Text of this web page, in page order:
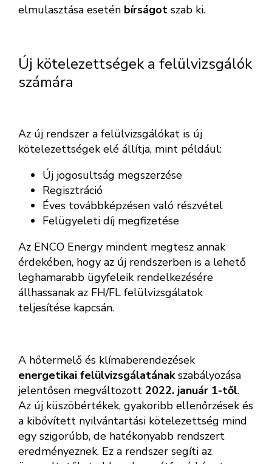
elmulasztása esetén bírságot szab ki.
Új kötelezettségek a felülvizsgálók
számára
Az új rendszer a felülvizsgálókat is új
kötelezettségek elé állítja, mint például:
Új jogosultság megszerzése
Regisztráció
Éves továbbképzésen való részvétel
Felügyeleti díj megfizetése
Az ENCO Energy mindent megtesz annak
érdekében, hogy az új rendszerben is a lehető
leghamarabb ügyfeleik rendelkezésére
állhassanak az FH/FL felülvizsgálatok
teljesítése kapcsán.
A hőtermelő és klímaberendezések
energetikai felülvizsgálatánakszabályozása
jelentősen megváltozott 2022. január 1-től.
Az új küszöbértékek, gyakoribb ellenőrzések és
a kibővített nyilvántartási kötelezettség mind
egy szigorúbb, de hatékonyabb rendszert
eredményeznek. Ez a rendszer segíti az